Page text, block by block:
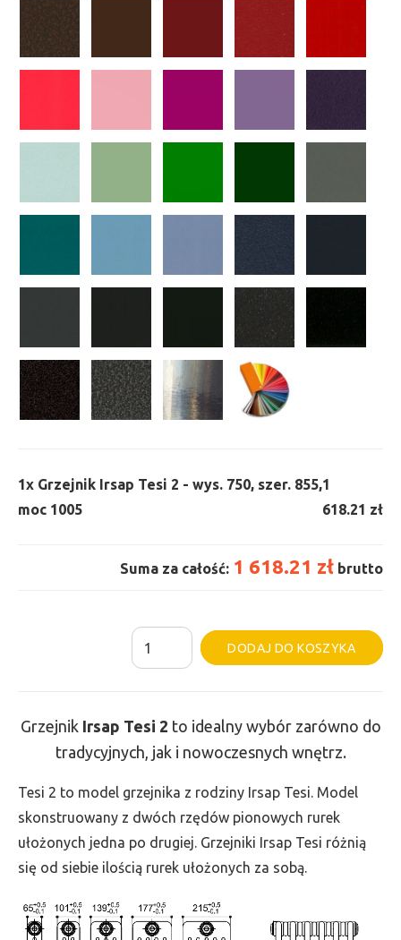
1x Grzejnik Irsap Tesi 2 - wys. 750, szer. 855,
moc 1005
1
618.21 zł
Suma za całość: 1 618.21 zł brutto
ilość
Grzejnik
-
wys.
750,
szer.
855,
1005
DODAJ DO KOSZYKA
Grzejnik Irsap Tesi 2 to idealny wybór zarówno do
tradycyjnych, jak i nowoczesnych wnętrz.
Tesi 2 to model grzejnika z rodziny Irsap Tesi. Model
skonstruowany z dwóch rzędów pionowych rurek
ułożonych jedna po drugiej. Grzejniki Irsap Tesi różnią
się od siebie ilością rurek ułożonych za sobą.